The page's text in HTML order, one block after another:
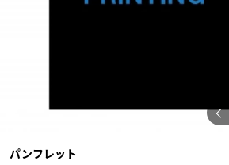
パンフレット